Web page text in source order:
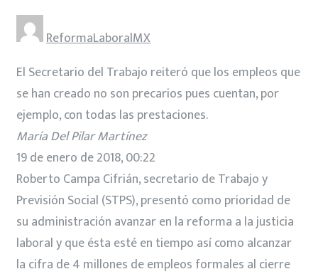
ReformaLaboralMX
El Secretario del Trabajo reiteró que los empleos que
se han creado no son precarios pues cuentan, por
ejemplo, con todas las prestaciones.
María Del Pilar Martínez
19 de enero de 2018, 00:22
Roberto Campa Cifrián, secretario de Trabajo y
Previsión Social (STPS), presentó como prioridad de
su administración avanzar en la reforma a la justicia
laboral y que ésta esté en tiempo así como alcanzar
la cifra de 4 millones de empleos formales al cierre